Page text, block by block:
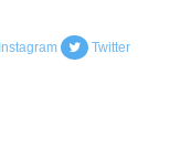
Instagram Twitter